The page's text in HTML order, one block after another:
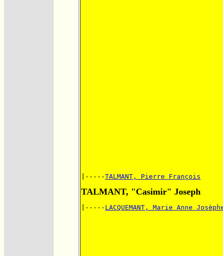
|-----TALMANT, Pierre François
TALMANT, "Casimir" Joseph
|----- LACQUEMANT, Marie Anne